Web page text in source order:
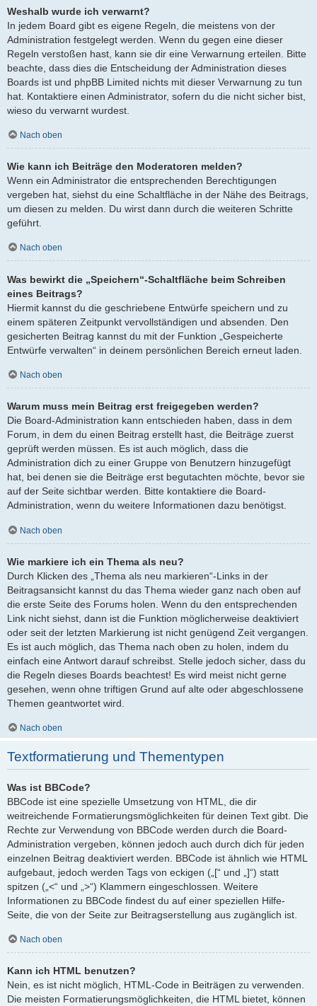
Weshalb wurde ich verwarnt?
In jedem Board gibt es eigene Regeln, die meistens von der
Administration festgelegt werden. Wenn du gegen eine dieser
Regeln verstoßen hast, kann sie dir eine Verwarnung erteilen. Bitte
beachte, dass dies die Entscheidung der Administration dieses
Boards ist und phpBB Limited nichts mit dieser Verwarnung zu tun
hat. Kontaktiere einen Administrator, sofern du die nicht sicher bist,
wieso du verwarnt wurdest.
Nach oben
Wie kann ich Beiträge den Moderatoren melden?
Wenn ein Administrator die entsprechenden Berechtigungen
vergeben hat, siehst du eine Schaltfläche in der Nähe des Beitrags,
um diesen zu melden. Du wirst dann durch die weiteren Schritte
geführt.
Nach oben
Was bewirkt die „Speichern“-Schaltfläche beim Schreiben
eines Beitrags?
Hiermit kannst du die geschriebene Entwürfe speichern und zu
einem späteren Zeitpunkt vervollständigen und absenden. Den
gesicherten Beitrag kannst du mit der Funktion „Gespeicherte
Entwürfe verwalten“ in deinem persönlichen Bereich erneut laden.
Nach oben
Warum muss mein Beitrag erst freigegeben werden?
Die Board-Administration kann entschieden haben, dass in dem
Forum, in dem du einen Beitrag erstellt hast, die Beiträge zuerst
geprüft werden müssen. Es ist auch möglich, dass die
Administration dich zu einer Gruppe von Benutzern hinzugefügt
hat, bei denen sie die Beiträge erst begutachten möchte, bevor sie
auf der Seite sichtbar werden. Bitte kontaktiere die Board-
Administration, wenn du weitere Informationen dazu benötigst.
Nach oben
Wie markiere ich ein Thema als neu?
Durch Klicken des „Thema als neu markieren“-Links in der
Beitragsansicht kannst du das Thema wieder ganz nach oben auf
die erste Seite des Forums holen. Wenn du den entsprechenden
Link nicht siehst, dann ist die Funktion möglicherweise deaktiviert
oder seit der letzten Markierung ist nicht genügend Zeit vergangen.
Es ist auch möglich, das Thema nach oben zu holen, indem du
einfach eine Antwort darauf schreibst. Stelle jedoch sicher, dass du
die Regeln dieses Boards beachtest! Es wird meist nicht gerne
gesehen, wenn ohne triftigen Grund auf alte oder abgeschlossene
Themen geantwortet wird.
Nach oben
Textformatierung und Thementypen
Was ist BBCode?
BBCode ist eine spezielle Umsetzung von HTML, die dir
weitreichende Formatierungsmöglichkeiten für deinen Text gibt. Die
Rechte zur Verwendung von BBCode werden durch die Board-
Administration vergeben, können jedoch auch durch dich für jeden
einzelnen Beitrag deaktiviert werden. BBCode ist ähnlich wie HTML
aufgebaut, jedoch werden Tags von eckigen („[“ und „]“) statt
spitzen („<“ und „>“) Klammern eingeschlossen. Weitere
Informationen zu BBCode findest du auf einer speziellen Hilfe-
Seite, die von der Seite zur Beitragserstellung aus zugänglich ist.
Nach oben
Kann ich HTML benutzen?
Nein, es ist nicht möglich, HTML-Code in Beiträgen zu verwenden.
Die meisten Formatierungsmöglichkeiten, die HTML bietet, können